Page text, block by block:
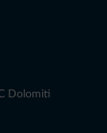
Dolomiti